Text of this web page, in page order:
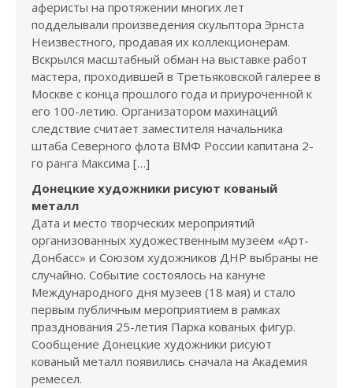
аферисты на протяжении многих лет
подделывали произведения скульптора Эрнста
Неизвестного, продавая их коллекционерам.
Вскрылся масштабный обман на выставке работ
мастера, проходившей в Третьяковской галерее в
Москве с конца прошлого года и приуроченной к
его 100-летию. Организатором махинаций
следствие считает заместителя начальника
штаба Северного флота ВМФ России капитана 2-
го ранга Максима […]
Донецкие художники рисуют кованый
металл
Дата и место творческих мероприятий
организованных художественным музеем «Арт-
Донбасс» и Союзом художников ДНР выбраны не
случайно. Событие состоялось на кануне
Международного дня музеев (18 мая) и стало
первым публичным мероприятием в рамках
празднования 25-летия Парка кованых фигур.
Сообщение Донецкие художники рисуют
кованый металл появились сначала на Академия
ремесел.